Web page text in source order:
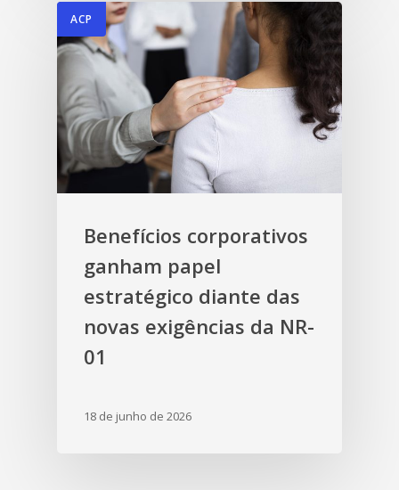
ACP
Benefícios corporativos
ganham papel
estratégico diante das
novas exigências da NR-
01
18 de junho de 2026